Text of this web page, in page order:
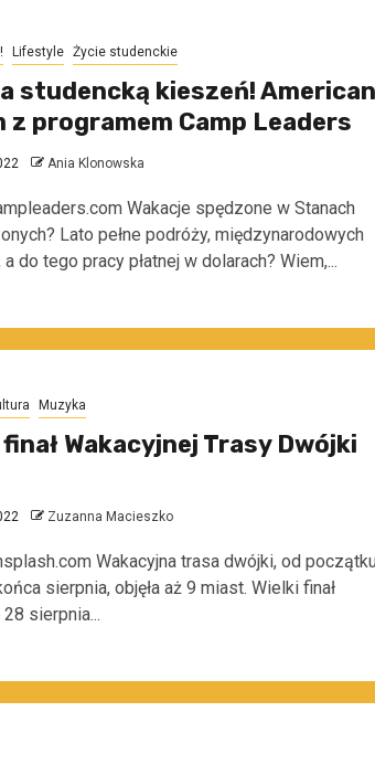
Lifestyle Życie studenckie
studencką kieszeń! American
z programem Camp Leaders
Ania Klonowska
Wakacje spędzone w Stanach
Lato pełne podróży, międzynarodowych
do tego pracy płatnej w dolarach? Wiem,...
Muzyka
Wakacyjnej Trasy Dwójki
Zuzanna Macieszko
Wakacyjna trasa dwójki, od
sierpnia, objęła aż 9 miast. Wielki finał
sierpnia...